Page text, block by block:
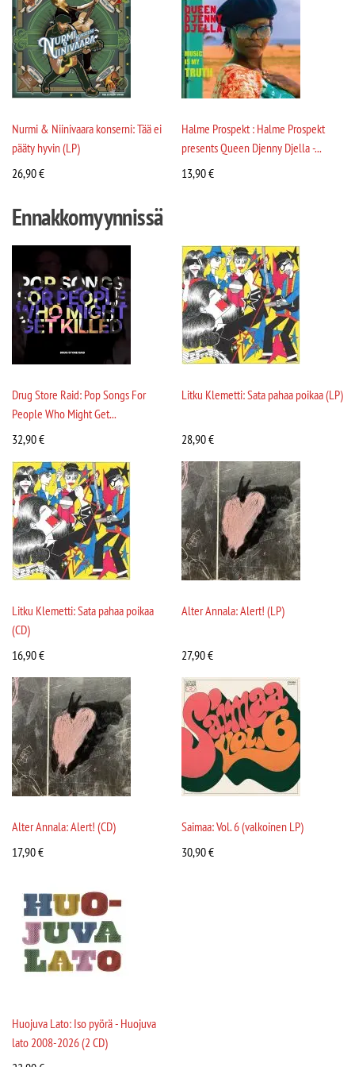
Nurmi & Niinivaara konserni: Tää ei
pääty hyvin (LP)
26,90€
Halme Prospekt : Halme Prospekt
presents Queen Djenny Djella -...
13,90€
Ennakkomyynnissä
Drug Store Raid: Pop Songs For
People Who Might Get...
32,90€
Litku Klemetti: Sata pahaa poikaa (LP)
28,90€
Litku Klemetti: Sata pahaa poikaa
(CD)
16,90€
Alter Annala: Alert! (LP)
27,90€
Alter Annala: Alert! (CD)
17,90€
Saimaa: Vol. 6 (valkoinen LP)
30,90€
Huojuva Lato: Iso pyörä - Huojuva
lato 2008-2026 (2 CD)